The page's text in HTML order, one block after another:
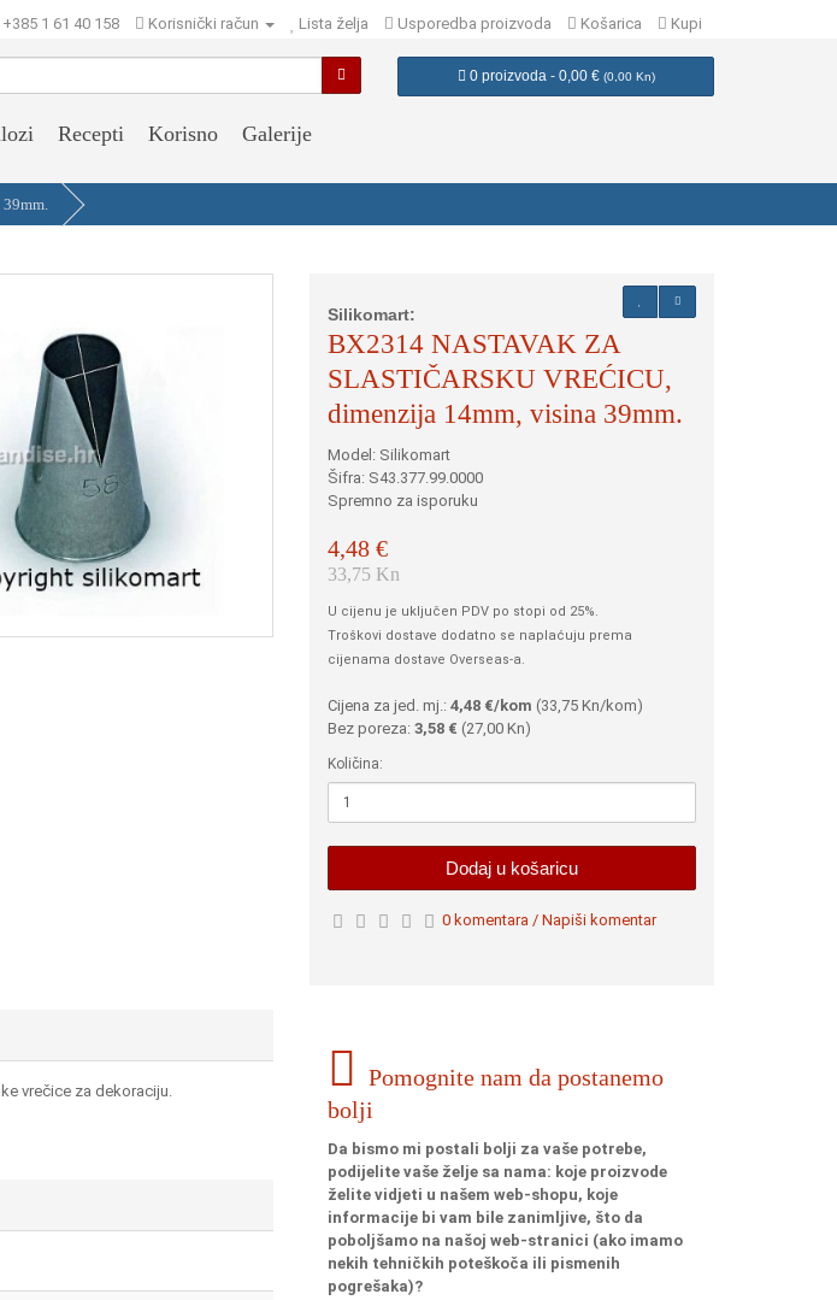
+385 1 61 40 158 Korisnički račun Lista želja Usporedba proizvoda Košarica Kupi
0 proizvoda - 0,00 € (0,00 Kn)
Recepti Korisno Galerije
Silikomart:
BX2314 NASTAVAK ZA
SLASTIČARSKU VREĆICU,
dimenzija 14mm, visina 39mm.
Model: Silikomart
Šifra: S43.377.99.0000
Spremno za isporuku
4,48 €
33,75 Kn
U cijenu je uključen PDV po stopi od 25%.
Troškovi dostave dodatno se naplaćuju prema
cijenama dostave Overseas-a.
Cijena za jed. mj.:4,48 €/kom (33,75 Kn/kom)
Bez poreza:3,58 € (27,00 Kn)
Količina:
Dodaj u košaricu
0 komentara / Napiši komentar
vrečice za dekoraciju.
Pomognite nam da postanemo
bolji
Da bismo mi postali bolji za vaše potrebe,
podijelite vaše želje sa nama: koje proizvode
želite vidjeti u našem web-shopu, koje
informacije bi vam bile zanimljive, što da
poboljšamo na našoj web-stranici (ako imamo
nekih tehničkih poteškoča ili pismenih
pogrešaka)?